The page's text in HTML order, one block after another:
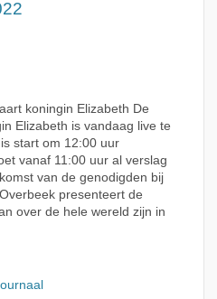
koningin Elizabeth De
Elizabeth is vandaag live te
start om 12:00 uur
vanaf 11:00 uur al verslag
van de genodigden bij
presenteert de
over de hele wereld zijn in